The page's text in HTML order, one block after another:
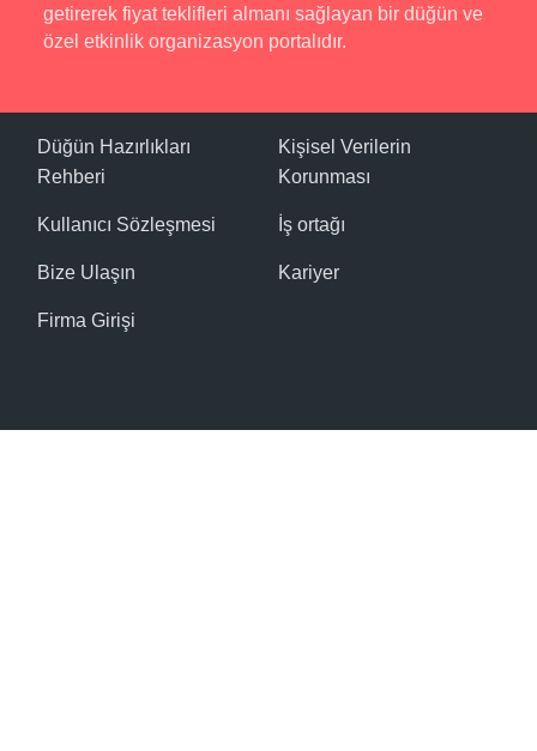
getirerek fiyat teklifleri almanı sağlayan bir düğün ve
özel etkinlik organizasyon portalıdır.
Düğün Hazırlıkları
Rehberi
Kullanıcı Sözleşmesi
Bize Ulaşın
Firma Girişi
Kişisel Verilerin
Korunması
İş ortağı
Kariyer